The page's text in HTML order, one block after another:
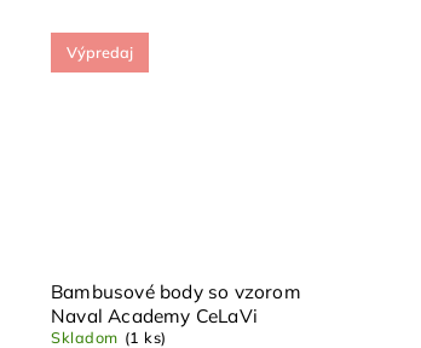
Výpredaj
Bambusové body so vzorom
Naval Academy CeLaVi
Skladom (1 ks)